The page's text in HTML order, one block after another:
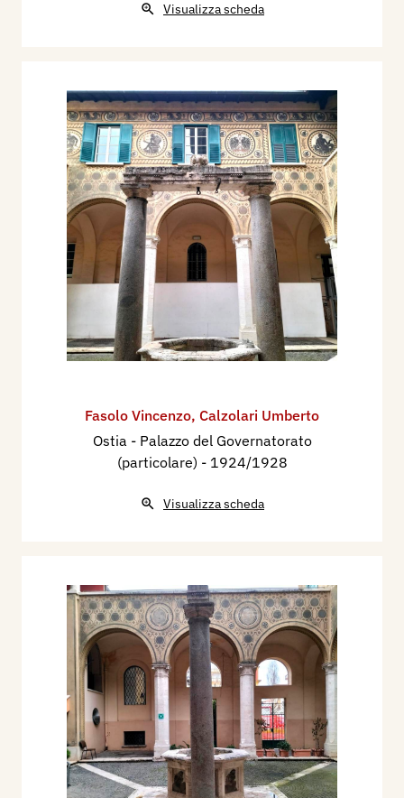
Visualizza scheda
Fasolo Vincenzo, Calzolari Umberto
Ostia - Palazzo del Governatorato
(particolare) - 1924/1928
Visualizza scheda